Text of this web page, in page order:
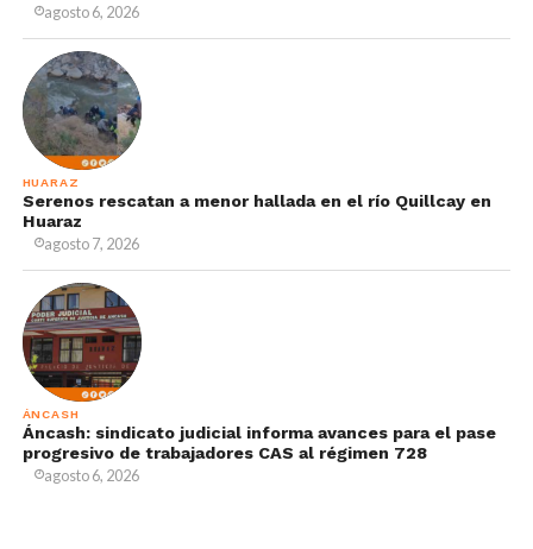
agosto 6, 2026
HUARAZ
Serenos rescatan a menor hallada en el río Quillcay en
Huaraz
agosto 7, 2026
ÁNCASH
Áncash: sindicato judicial informa avances para el pase
progresivo de trabajadores CAS al régimen 728
agosto 6, 2026